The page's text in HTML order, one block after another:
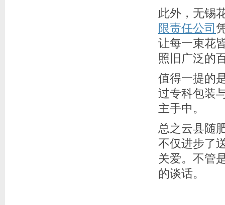
此外，无锡
限责任公司
让每一束花
照旧广泛的
值得一提的
过专科包装
主手中。
总之云县随
不仅进步了
关爱。不管
的谈话。